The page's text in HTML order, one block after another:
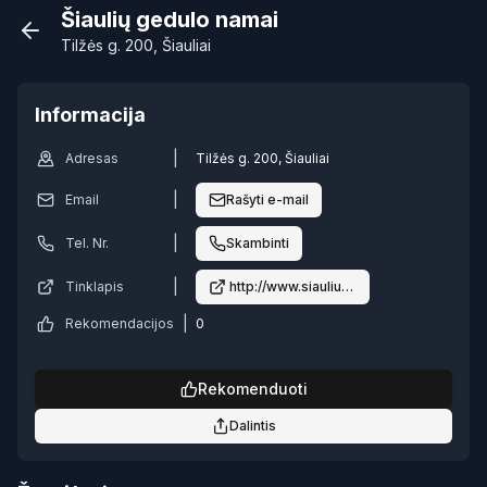
Šiaulių gedulo namai
Tilžės g. 200, Šiauliai
Informacija
Adresas Tilžės g. 200, Šiauliai
Email Rašyti e-mail
Tel. Nr. Skambinti
Tinklapis http://www.siauliugedulonamai.lt
Rekomendacijos 0
Rekomenduoti
Dalintis